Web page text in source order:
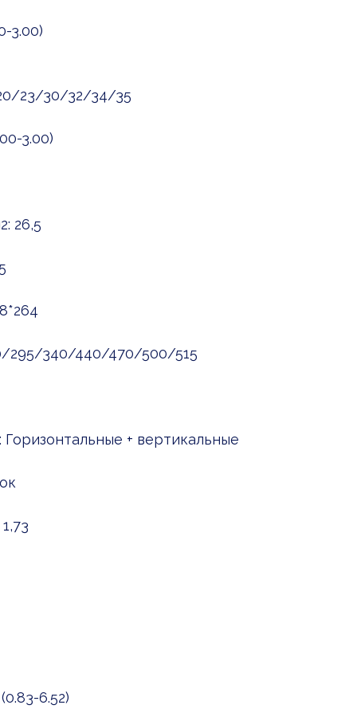
3.00)
23/30/32/34/35
3.00)
26,5
295/340/440/470/500/515
+ вертикальные
6.52)